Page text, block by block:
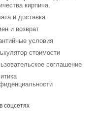
кирпича.
и доставка
и возврат
условия
стоимости
соглашение
соцсетях